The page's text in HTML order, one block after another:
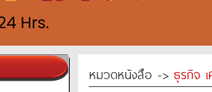
หมวดหนังสือ -> ธุรกิจ